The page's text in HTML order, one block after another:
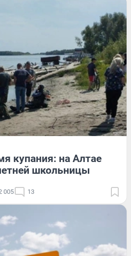
купания: на Алтае
школьницы
005 13